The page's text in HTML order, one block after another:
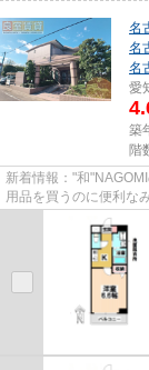
名
名
名
愛
築
階
新着情報："和
用品を買うのに便利な
で、忙しくてゴミを...